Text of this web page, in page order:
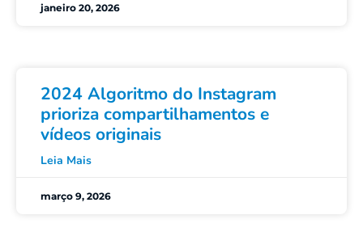
janeiro 20, 2026
2024 Algoritmo do Instagram
prioriza compartilhamentos e
vídeos originais
Leia Mais
março 9, 2026